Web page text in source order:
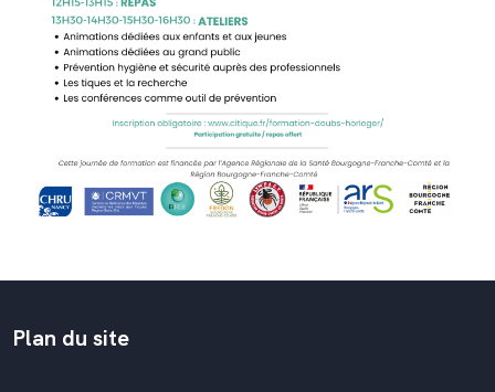
Plan du site